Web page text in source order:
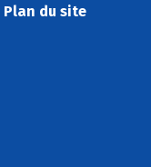
Plan du site